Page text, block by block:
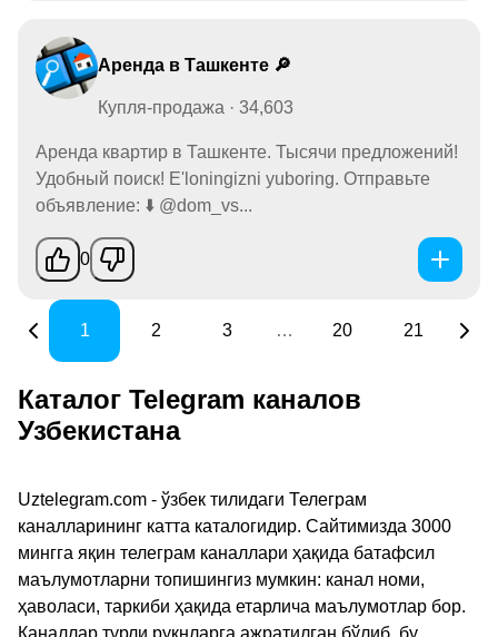
Аренда в Ташкенте 🔎
Купля-продажа · 34,603
Аренда квартир в Ташкенте. Тысячи предложений!
Удобный поиск! E'loningizni yuboring. Отправьте
объявление: ⬇️ @dom_vs...
0
1 2 3 … 20 21
Каталог Telegram каналов
Узбекистана
Uztelegram.com - ўзбек тилидаги Телеграм
каналларининг катта каталогидир. Сайтимизда 3000
мингга яқин телеграм каналлари ҳақида батафсил
маълумотларни топишингиз мумкин: канал номи,
ҳаволаси, таркиби ҳақида етарлича маълумотлар бор.
Каналлар турли рукнларга ажратилган бўлиб, бу